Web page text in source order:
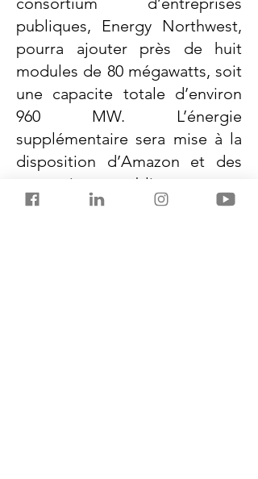
publiques, Energy Northwest,
pourra ajouter près de huit
modules de 80 mégawatts, soit
une capacite totale d’environ
960 MW. L’énergie
supplémentaire sera mise à la
disposition d’Amazon et des
entreprises publiques pour
approvisionner les foyers et les